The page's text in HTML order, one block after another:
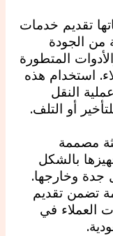
تقديم خدمات
من الجودة
المتطورة
استخدام هذه
النقل
أو التلف.
مصممة
بالشكل
جدة وخارجها.
تضمن تقديم
العملاء في